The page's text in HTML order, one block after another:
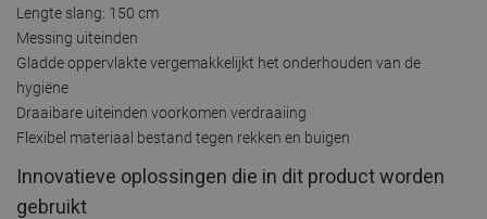
Lengte slang: 150 cm
Messing uiteinden
Gladde oppervlakte vergemakkelijkt het onderhouden van de
hygiëne
Draaibare uiteinden voorkomen verdraaiing
Flexibel materiaal bestand tegen rekken en buigen
Innovatieve oplossingen die in dit product worden
gebruikt